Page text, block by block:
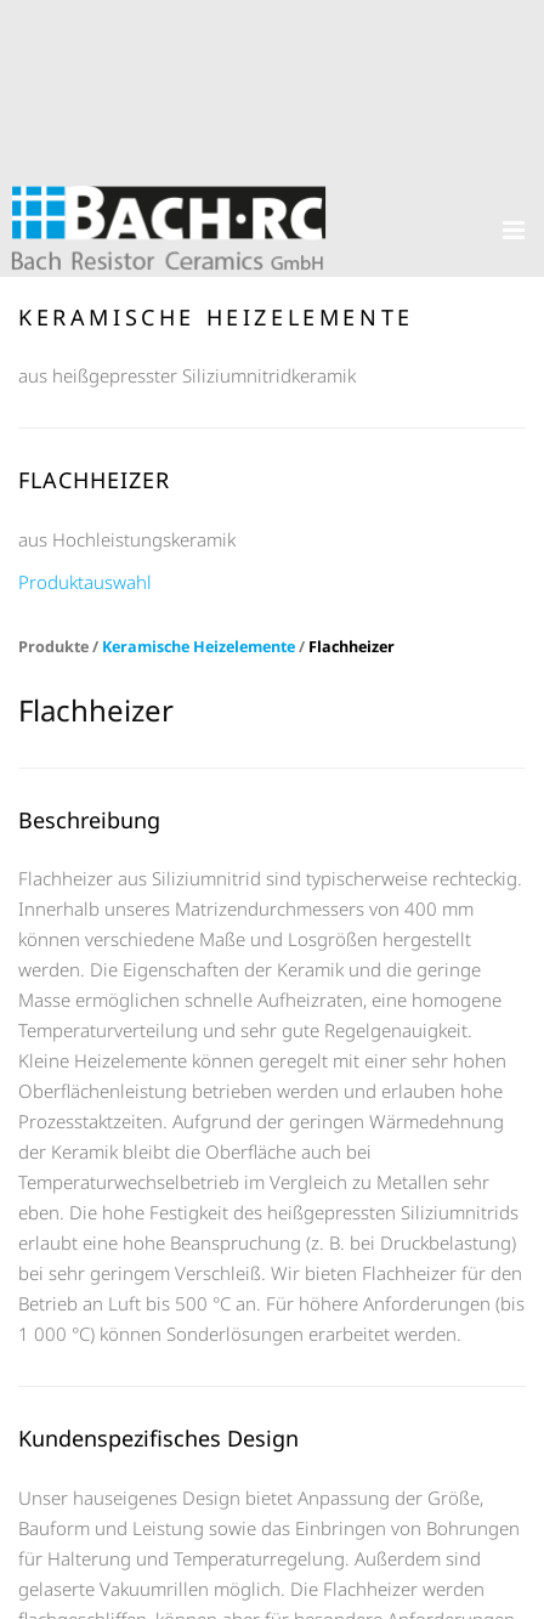
KERAMISCHE HEIZELEMENTE
aus heißgepresster Siliziumnitridkeramik
FLACHHEIZER
aus Hochleistungskeramik
Produktauswahl
Produkte / Keramische Heizelemente/ Flachheizer
Flachheizer
Beschreibung
Flachheizer aus Siliziumnitrid sind typischerweise rechteckig.
Innerhalb unseres Matrizendurchmessers von 400 mm
können verschiedene Maße und Losgrößen hergestellt
werden. Die Eigenschaften der Keramik und die geringe
Masse ermöglichen schnelle Aufheizraten, eine homogene
Temperaturverteilung und sehr gute Regelgenauigkeit.
Kleine Heizelemente können geregelt mit einer sehr hohen
Oberflächenleistung betrieben werden und erlauben hohe
Prozesstaktzeiten. Aufgrund der geringen Wärmedehnung
der Keramik bleibt die Oberfläche auch bei
Temperaturwechselbetrieb im Vergleich zu Metallen sehr
eben. Die hohe Festigkeit des heißgepressten Siliziumnitrids
erlaubt eine hohe Beanspruchung (z. B. bei Druckbelastung)
bei sehr geringem Verschleiß. Wir bieten Flachheizer für den
Betrieb an Luft bis 500 °C an. Für höhere Anforderungen (bis
1 000 °C) können Sonderlösungen erarbeitet werden.
Kundenspezifisches Design
Unser hauseigenes Design bietet Anpassung der Größe,
Bauform und Leistung sowie das Einbringen von Bohrungen
für Halterung und Temperaturregelung. Außerdem sind
gelaserte Vakuumrillen möglich. Die Flachheizer werden